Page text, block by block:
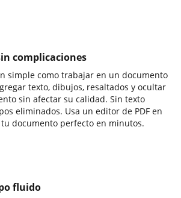
complicaciones
simple como trabajar en un documento
texto, dibujos, resaltados y ocultar
sin afectar su calidad. Sin texto
eliminados. Usa un editor de PDF en
documento perfecto en minutos.
fluido